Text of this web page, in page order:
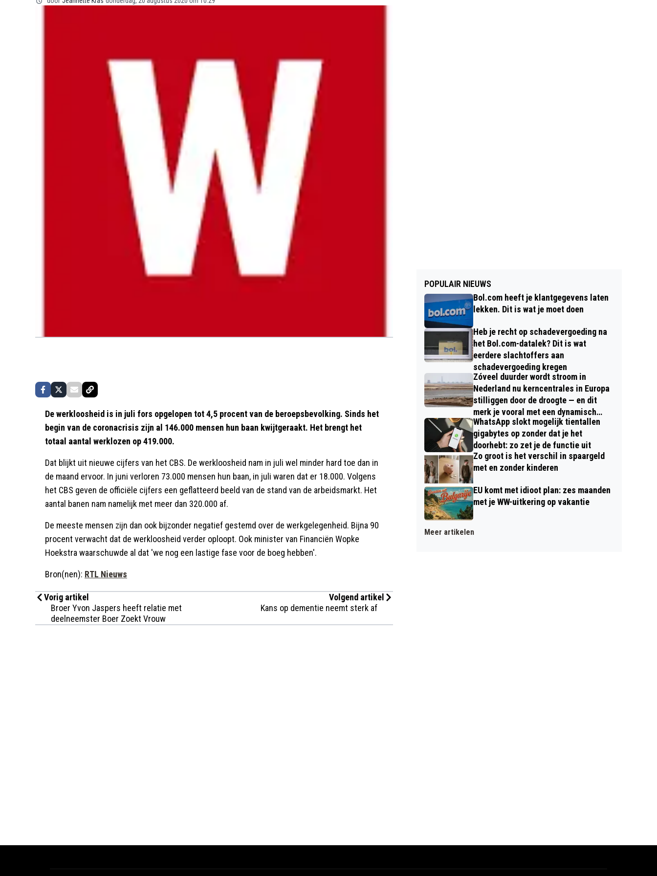
De werkloosheid is in juli fors opgelopen tot 4,5 procent van de beroepsbevolking. Sinds het
begin van de coronacrisis zijn al 146.000 mensen hun baan kwijtgeraakt. Het brengt het
totaal aantal werklozen op 419.000.
Dat blijkt uit nieuwe cijfers van het CBS. De werkloosheid nam in juli wel minder hard toe dan in
de maand ervoor. In juni verloren 73.000 mensen hun baan, in juli waren dat er 18.000. Volgens
het CBS geven de officiële cijfers een geflatteerd beeld van de stand van de arbeidsmarkt. Het
aantal banen nam namelijk met meer dan 320.000 af.
De meeste mensen zijn dan ook bijzonder negatief gestemd over de werkgelegenheid. Bijna 90
procent verwacht dat de werkloosheid verder oploopt. Ook minister van Financiën Wopke
Hoekstra waarschuwde al dat 'we nog een lastige fase voor de boeg hebben'.
Bron(nen): RTL Nieuws
Vorig artikel
Broer Yvon Jaspers heeft relatie met
deelneemster Boer Zoekt Vrouw
Volgend artikel
Kans op dementie neemt sterk af
POPULAIR NIEUWS
Bol.com heeft je klantgegevens laten
lekken. Dit is wat je moet doen
Heb je recht op schadevergoeding na
het Bol.com-datalek? Dit is wat
eerdere slachtoffers aan
schadevergoeding kregen
Zóveel duurder wordt stroom in
Nederland nu kerncentrales in Europa
stilliggen door de droogte — en dit
merk je vooral met een dynamisch
contract
WhatsApp slokt mogelijk tientallen
gigabytes op zonder dat je het
doorhebt: zo zet je de functie uit
Zo groot is het verschil in spaargeld
met en zonder kinderen
EU komt met idioot plan: zes maanden
met je WW-uitkering op vakantie
Meer artikelen